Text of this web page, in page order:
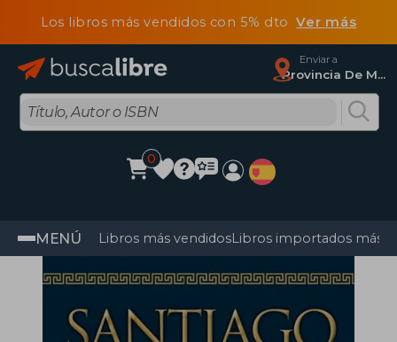
Los libros más vendidos con 5% dtoVer más
Enviar a
Provincia De Madrid
0
MENÚ Libros más vendidosLibros importados más